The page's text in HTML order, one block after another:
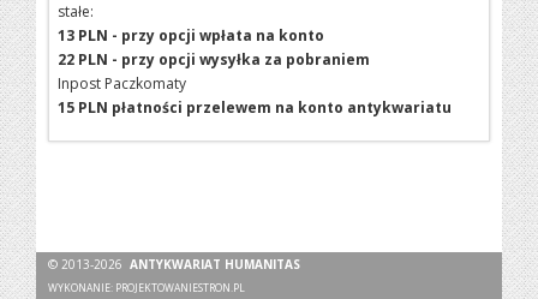
stałe:
13 PLN - przy opcji wpłata na konto
22 PLN - przy opcji wysyłka za pobraniem
Inpost Paczkomaty
15 PLN płatności przelewem na konto antykwariatu
© 2013-2026ANTYKWARIAT HUMANITAS
WYKONANIE: PROJEKTOWANIESTRON.PL